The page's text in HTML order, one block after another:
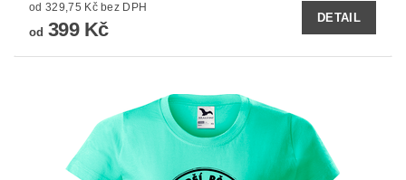
od 329,75 Kč bez DPH
od 399 Kč
DETAIL